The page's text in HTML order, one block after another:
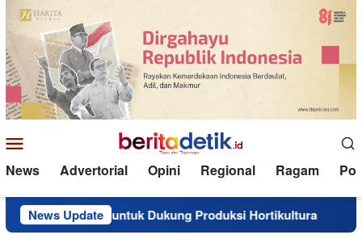
Loncat
ke
konten
Mobile
News Advertorial Opini Regional Ragam
News Update
Traktor untuk Dukung Produksi Hortikultura Perkuat